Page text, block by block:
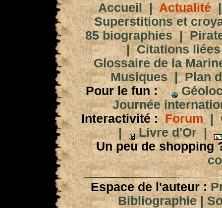
Accueil|Actualité
Superstitions et
85 biographies|
|Citations
Glossaire de la
Musiques|Plan
Pour le fun :
Journée
Interactivité : Forum|
|
Livre d'Or|
Un peu de shopping
Espace de l'auteur :
Bibliographie|